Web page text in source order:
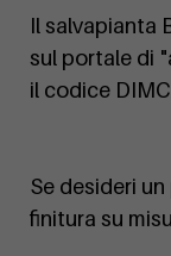
Il salvapianta
sul portale di
il codice
Se desideri
finitura su